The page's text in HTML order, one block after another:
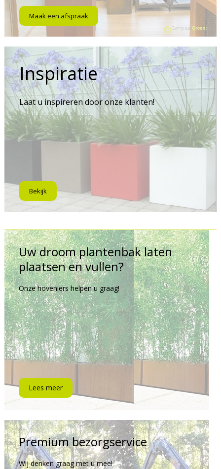
Maak een afspraak
Inspiratie
Laat u inspireren door onze klanten!
Bekijk
Uw droom plantenbak laten
plaatsen en vullen?
Onze hoveniers helpen u graag!
Lees meer
Premium bezorgservice
Wij denken graag met u mee!